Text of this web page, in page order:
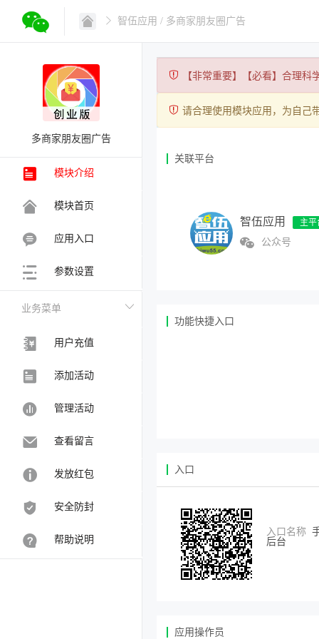
智伍应用 / 多商家朋友圈广告
多商家朋友圈广告
模块介绍
模块首页
应用入口
参数设置
业务菜单
用户充值
添加活动
管理活动
查看留言
发放红包
安全防封
帮助说明
【非常重要】【必看】合理
请合理使用模块应用，为自己
关联平台
智伍应用
公众号
功能快捷入口
入口
入口名称
后台
应用操作员